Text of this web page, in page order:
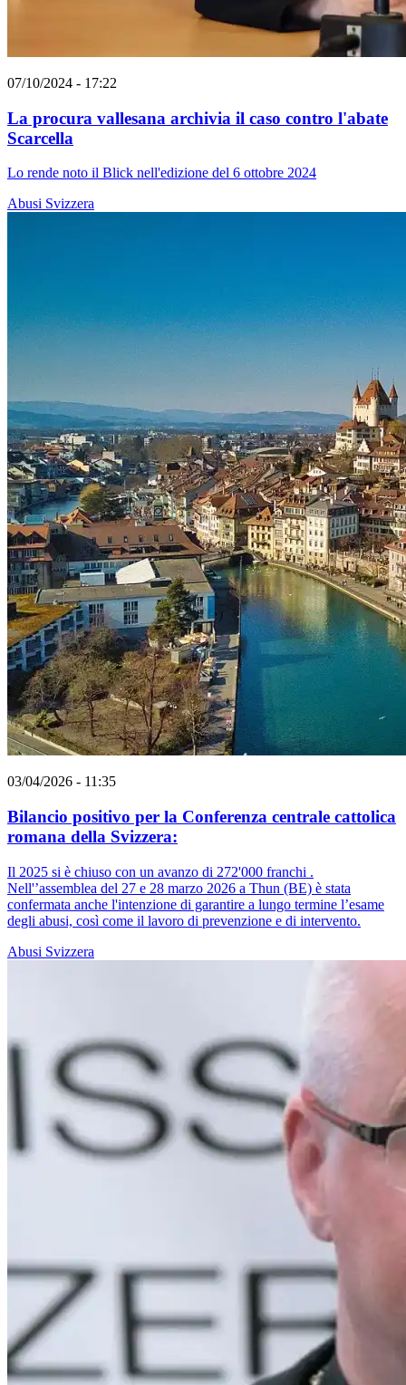
07/10/2024 - 17:22
La procura vallesana archivia il caso contro l'abate
Scarcella
Lo rende noto il Blick nell'edizione del 6 ottobre 2024
Abusi Svizzera
03/04/2026 - 11:35
Bilancio positivo per la Conferenza centrale cattolica
romana della Svizzera:
Il 2025 si è chiuso con un avanzo di 272'000 franchi .
Nell'’assemblea del 27 e 28 marzo 2026 a Thun (BE) è stata
confermata anche l'intenzione di garantire a lungo termine l’esame
degli abusi, così come il lavoro di prevenzione e di intervento.
Abusi Svizzera